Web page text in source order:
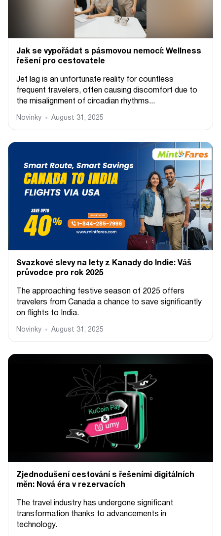
Jak se vypořádat s pásmovou nemocí: Wellness
řešení pro cestovatele
Jet lag is an unfortunate reality for countless
frequent travelers, often causing discomfort due to
the misalignment of circadian rhythms...
Novinky August 31, 2025
Svazkové slevy na lety z Kanady do Indie: Váš
průvodce pro rok 2025
The approaching festive season of 2025 offers
travelers from Canada a chance to save significantly
on flights to India.
Novinky August 31, 2025
Zjednodušení cestování s řešeními digitálních
měn: Nová éra v rezervacích
The travel industry has undergone significant
transformation thanks to advancements in
technology.